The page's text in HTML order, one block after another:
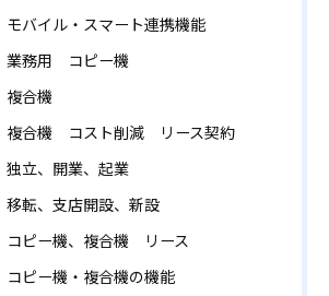
モバイル・スマート連携機能
業務用 コピー機
複合機
複合機 コスト削減 リース契約
独立、開業、起業
移転、支店開設、新設
コピー機、複合機 リース
コピー機・複合機の機能